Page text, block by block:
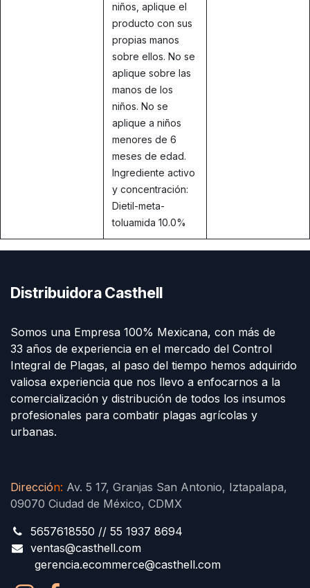
niños, aplique el
producto con sus
propias manos
sobre ellos. No se
aplique sobre las
manos de los
niños. No se
aplique a niños
menores de 6
meses de edad.
Ingrediente activo
y concentración:
Dietil-meta-
toluamida 10.0%
Distribuidora Casthell
Somos una Empresa 100% Mexicana, con más de
33 años de experiencia en el mercado del Control
Integral de Plagas, al paso del tiempo hemos adquirido
valiosa experiencia que nos llevo a enfocarnos a la
comercialización y distribución de todos los insumos
profesionales para combatir plagas agrícolas y
urbanas.
Dirección: Av. 5 17, Granjas San Antonio, Iztapalapa,
09070 Ciudad de México, CDMX
5657618550 // 55 1937 8694
ventas@casthell.com
gerencia.ecommerce@casthell.com